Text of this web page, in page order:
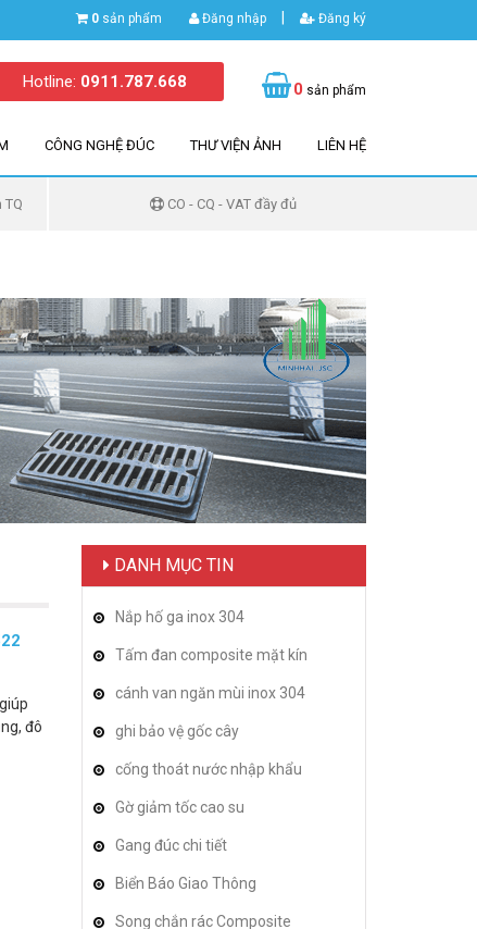
0 sản phẩm Đăng nhập Đăng ký
Hotline: 0911.787.668 0 sản phẩm
CÔNG NGHỆ ĐÚC THƯ VIỆN ẢNH LIÊN HỆ
TQ CO - CQ - VAT đầy đủ
đô
DANH MỤC TIN
Nắp hố ga inox 304
Tấm đan composite mặt kín
cánh van ngăn mùi inox 304
ghi bảo vệ gốc cây
cống thoát nước nhập khẩu
Gờ giảm tốc cao su
Gang đúc chi tiết
Biển Báo Giao Thông
Song chắn rác Composite